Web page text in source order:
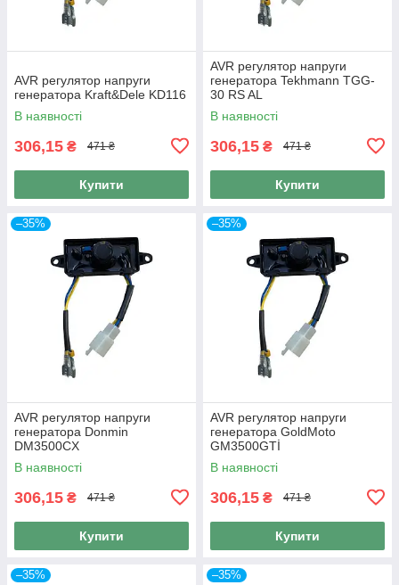
AVR регулятор напруги
генератора Kraft&Dele KD116
В наявності
306,15 ₴ 471 ₴
Купити
AVR регулятор напруги
генератора Tekhmann TGG-
30 RS AL
В наявності
306,15 ₴ 471 ₴
Купити
–35%
AVR регулятор напруги
генератора Donmin
DM3500CX
В наявності
306,15 ₴ 471 ₴
Купити
–35%
AVR регулятор напруги
генератора GoldMoto
GM3500GTİ
В наявності
306,15 ₴ 471 ₴
Купити
–35% –35%